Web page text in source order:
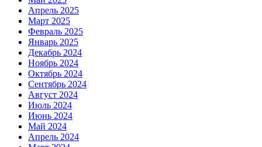
Апрель 2025
Март 2025
Февраль 2025
Январь 2025
Декабрь 2024
Ноябрь 2024
Октябрь 2024
Сентябрь 2024
Август 2024
Июль 2024
Июнь 2024
Май 2024
Апрель 2024